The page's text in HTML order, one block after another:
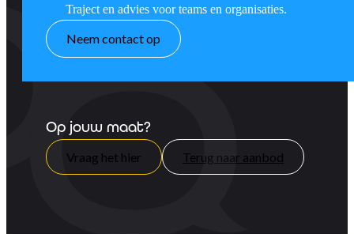
Traject en advies voor teams en organisaties.
Neem contact op
Op jouw maat?
Vraag het hier Terug naar aanbod